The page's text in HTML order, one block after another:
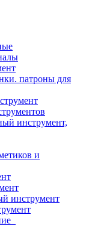
патроны для
инструмент,
и
инструмент